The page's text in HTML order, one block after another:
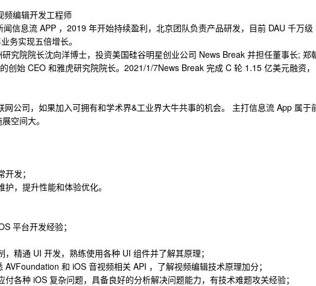
频编辑开发工程师
信息流 APP ，2019 年开始持续盈利，北京团队负责产品研发，目前 DAU 千万级
务实现五倍增长。
究院院长沈向洋博士，投资美国硅谷明星创业公司 News Break 并担任董事长; 郑
创始 CEO 和雅虎研究院院长。2021/1/7News Break 完成 C 轮 1.15 亿美元融资，
公司，如果加入可拥有和学术界&工业界大牛共事的机会。 主打信息流 App 属于
空间大。
发；
，提升性能和体验优化。
平台开发经验；
精通 UI 开发，熟练使用各种 UI 组件并了解其原理；
和 iOS 音视频相关 API ，了解视频编辑技术原理加分；
各种 iOS 复杂问题，具备良好的分析解决问题能力，有技术难题攻关经验；